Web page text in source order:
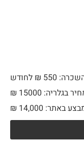
550 ₪ לחודש
בגלריה: 15000 ₪
באתר:
₪ 14,000